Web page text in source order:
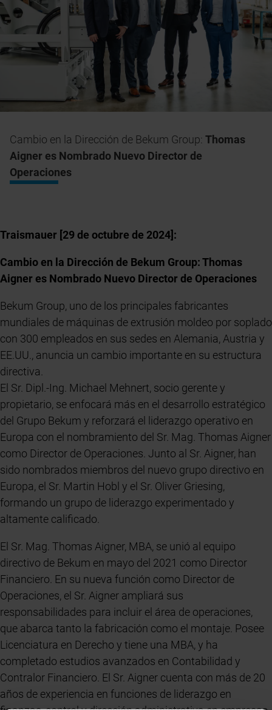
Cambio en la Dirección de Bekum Group: Thomas
Aigner es Nombrado Nuevo Director de
Operaciones
Traismauer [29 de octubre de 2024]:
Cambio en la Dirección de Bekum Group: Thomas
Aigner es Nombrado Nuevo Director de Operaciones
Bekum Group, uno de los principales fabricantes
mundiales de máquinas de extrusión moldeo por soplado
con 300 empleados en sus sedes en Alemania, Austria y
EE.UU., anuncia un cambio importante en su estructura
directiva.
El Sr. Dipl.-Ing. Michael Mehnert, socio gerente y
propietario, se enfocará más en el desarrollo estratégico
del Grupo Bekum y reforzará el liderazgo operativo en
Europa con el nombramiento del Sr. Mag. Thomas Aigner
como Director de Operaciones. Junto al Sr. Aigner, han
sido nombrados miembros del nuevo grupo directivo en
Europa, el Sr. Martin Hobl y el Sr. Oliver Griesing,
formando un grupo de liderazgo experimentado y
altamente calificado.
El Sr. Mag. Thomas Aigner, MBA, se unió al equipo
directivo de Bekum en mayo del 2021 como Director
Financiero. En su nueva función como Director de
Operaciones, el Sr. Aigner ampliará sus
responsabilidades para incluir el área de operaciones,
que abarca tanto la fabricación como el montaje. Posee
Licenciatura en Derecho y tiene una MBA, y ha
completado estudios avanzados en Contabilidad y
Contralor Financiero. El Sr. Aigner cuenta con más de 20
años de experiencia en funciones de liderazgo en